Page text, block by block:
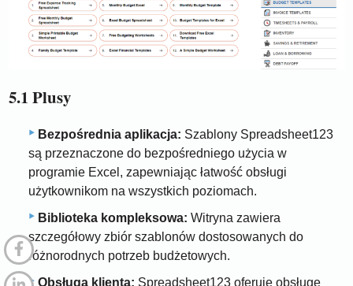
5.1 Plusy
Bezpośrednia aplikacja: Szablony Spreadsheet123
są przeznaczone do bezpośredniego użycia w
programie Excel, zapewniając łatwość obsługi
użytkownikom na wszystkich poziomach.
Biblioteka kompleksowa: Witryna zawiera
szczegółowy zbiór szablonów dostosowanych do
różnorodnych potrzeb budżetowych.
Obsługa klienta: Spreadsheet123 oferuje obsługę